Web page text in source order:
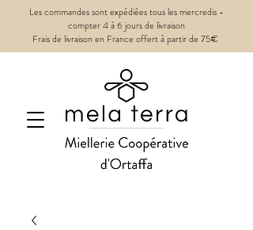
Les commandes sont expédiées tous les mercredis -
compter 4 à 6 jours de livraison
Frais de livraison en France offert à partir de 75€